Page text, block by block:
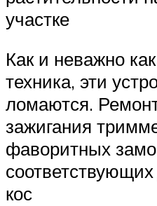
участке
Как и неважно
техника, эти
ломаются.
зажигания
фаворитных
кос